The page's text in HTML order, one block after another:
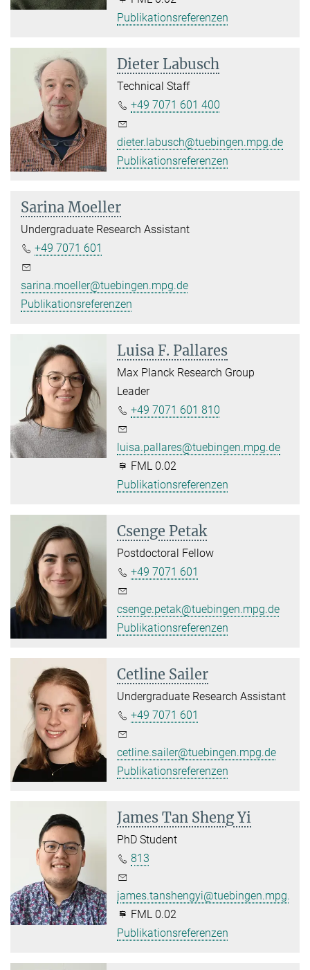
Publikationsreferenzen
Dieter Labusch
Technical Staff
+49 7071 601 400
dieter.labusch@tuebingen.mpg.de
Publikationsreferenzen
Sarina Moeller
Undergraduate Research Assistant
+49 7071 601
sarina.moeller@tuebingen.mpg.de
Publikationsreferenzen
Luisa F. Pallares
Max Planck Research Group
Leader
+49 7071 601 810
luisa.pallares@tuebingen.mpg.de
FML 0.02
Publikationsreferenzen
Csenge Petak
Postdoctoral Fellow
+49 7071 601
csenge.petak@tuebingen.mpg.de
Publikationsreferenzen
Cetline Sailer
Undergraduate Research Assistant
+49 7071 601
cetline.sailer@tuebingen.mpg.de
Publikationsreferenzen
James Tan Sheng Yi
PhD Student
813
james.tanshengyi@tuebingen.mpg.de
FML 0.02
Publikationsreferenzen